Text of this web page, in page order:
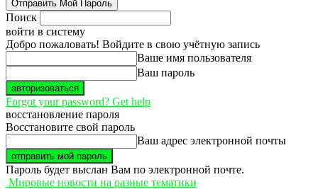
Поиск
войти в систему
Добро пожаловать! Войдите в свою учётную запись
Ваше имя пользователя
Ваш пароль
Forgot your password? Get help
восстановление пароля
Восстановите свой пароль
Ваш адрес электронной почты
Пароль будет выслан Вам по электронной почте.
Мировые новости на разные тематики